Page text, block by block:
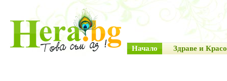
Начало Здраве и